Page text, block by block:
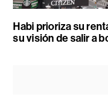
Habi prioriza su
su visión de salir a